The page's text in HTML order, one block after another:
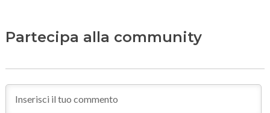
Partecipa alla community